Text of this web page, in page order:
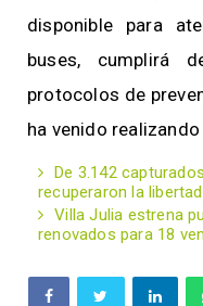
disponible para
buses, cumplirá
protocolos de
ha venido
De 3.142
recuperaron la
Villa Julia estrena
renovados para 18